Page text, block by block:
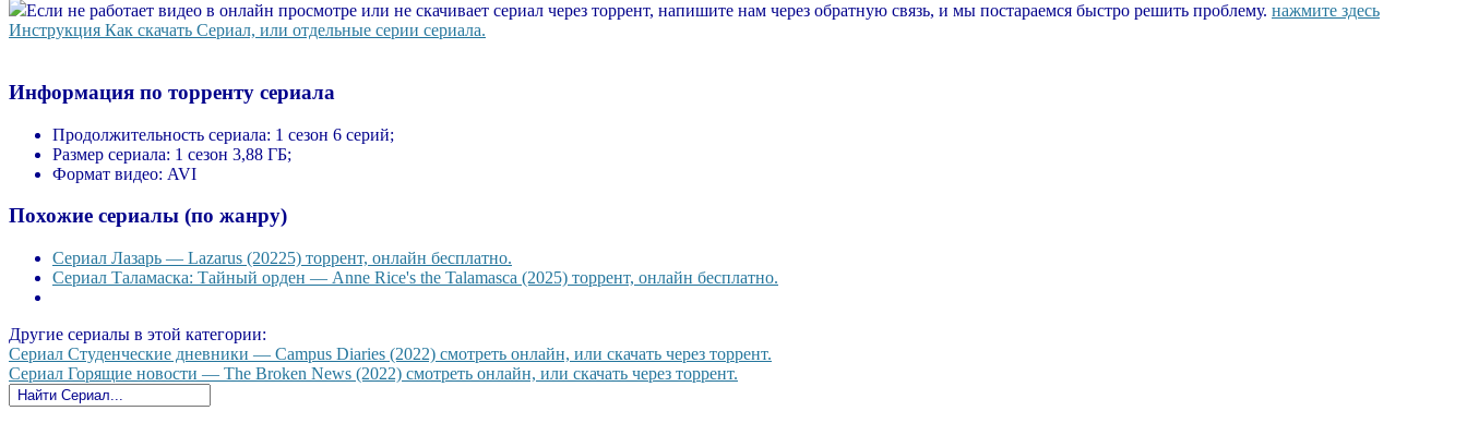
Если не работает видео в онлайн просмотре или не скачивает сериал через торрент, напишите нам через обратную связь, и мы постараемся быстро решить проблему. нажмите здесь
Инструкция Как скачать Сериал, или отдельные серии сериала.
Информация по торренту сериала
Продолжительность сериала: 1 сезон 6 серий;
Размер сериала: 1 сезон 3,88 ГБ;
Формат видео: AVI
Похожие сериалы (по жанру)
Сериал Лазарь — Lazarus (20225) торрент, онлайн бесплатно.
Сериал Таламаска: Тайный орден — Anne Rice's the Talamasca (2025) торрент, онлайн бесплатно.
Другие сериалы в этой категории:
Сериал Студенческие дневники — Campus Diaries (2022) смотреть онлайн, или скачать через торрент.
Сериал Горящие новости — The Broken News (2022) смотреть онлайн, или скачать через торрент.